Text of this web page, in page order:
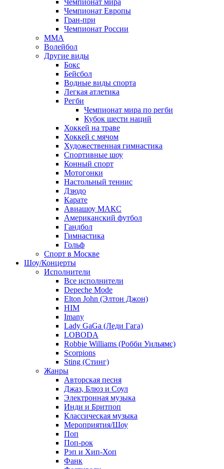
Чемпионат мира
Чемпионат Европы
Гран-при
Чемпионат России
MMA
Волейбол
Другие виды
Бокс
Бейсбол
Водные виды спорта
Легкая атлетика
Регби
Чемпионат мира по регби
Кубок шести наций
Хоккей на траве
Хоккей с мячом
Художественная гимнастика
Спортивные шоу
Конный спорт
Мотогонки
Настольный теннис
Дзюдо
Карате
Авиашоу МАКС
Американский футбол
Гандбол
Гимнастика
Гольф
Спорт в Москве
Шоу/Концерты
Исполнители
Все исполнители
Depeche Mode
Elton John (Элтон Джон)
HIM
Imany
Lady GaGa (Леди Гага)
LOBODA
Robbie Williams (Робби Уильямс)
Scorpions
Sting (Стинг)
Жанры
Авторская песня
Джаз, Блюз и Соул
Электронная музыка
Инди и Бритпоп
Классическая музыка
Мероприятия/Шоу
Поп
Поп-рок
Рэп и Хип-Хоп
Фанк